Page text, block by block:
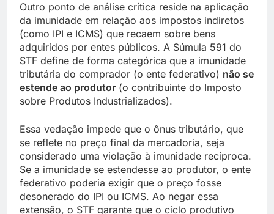
Outro ponto de análise crítica reside na aplicação
da imunidade em relação aos impostos indiretos
(como IPI e ICMS) que recaem sobre bens
adquiridos por entes públicos. A Súmula 591 do
STF define de forma categórica que a imunidade
tributária do comprador (o ente federativo) não se
estende ao produtor (o contribuinte do Imposto
sobre Produtos Industrializados).
Essa vedação impede que o ônus tributário, que
se reflete no preço final da mercadoria, seja
considerado uma violação à imunidade recíproca.
Se a imunidade se estendesse ao produtor, o ente
federativo poderia exigir que o preço fosse
desonerado do IPI ou ICMS. Ao negar essa
extensão, o STF garante que o ciclo produtivo